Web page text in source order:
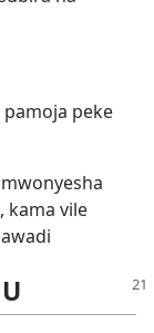
peke
kama vile